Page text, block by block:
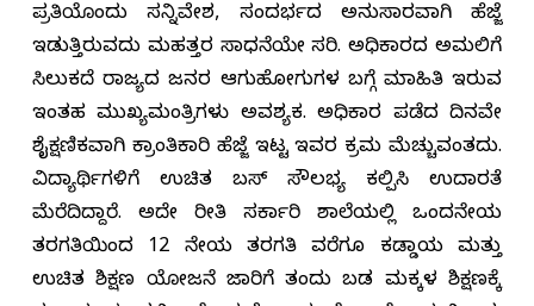
ಪ್ರತಿಯೊಂದು ಸನ್ನಿವೇಶ, ಸಂದರ್ಭದ ಅನುಸಾರವಾಗಿ ಹೆಜ್ಜೆ
ಇಡುತ್ತಿರುವದು ಮಹತ್ತರ ಸಾಧನೆಯೇ ಸರಿ. ಅಧಿಕಾರದ ಅಮಲಿಗೆ
ಸಿಲುಕದೆ ರಾಜ್ಯದ ಜನರ ಆಗುಹೋಗುಗಳ ಬಗ್ಗೆ ಮಾಹಿತಿ ಇರುವ
ಇಂತಹ ಮುಖ್ಯಮಂತ್ರಿಗಳು ಅವಶ್ಯಕ. ಅಧಿಕಾರ ಪಡೆದ ದಿನವೇ
ಶೈಕ್ಷಣಿಕವಾಗಿ ಕ್ರಾಂತಿಕಾರಿ ಹೆಜ್ಜೆ ಇಟ್ಟ ಇವರ ಕ್ರಮ ಮೆಚ್ಚುವಂತದು.
ವಿದ್ಯಾರ್ಥಿಗಳಿಗೆ ಉಚಿತ ಬಸ್ ಸೌಲಭ್ಯ ಕಲ್ಪಿಸಿ ಉದಾರತೆ
ಮೆರೆದಿದ್ದಾರೆ. ಅದೇ ರೀತಿ ಸರ್ಕಾರಿ ಶಾಲೆಯಲ್ಲಿ ಒಂದನೇಯ
ತರಗತಿಯಿಂದ 12 ನೇಯ ತರಗತಿ ವರೆಗೂ ಕಡ್ಡಾಯ ಮತ್ತು
ಉಚಿತ ಶಿಕ್ಷಣ ಯೋಜನೆ ಜಾರಿಗೆ ತಂದು ಬಡ ಮಕ್ಕಳ ಶಿಕ್ಷಣಕ್ಕೆ